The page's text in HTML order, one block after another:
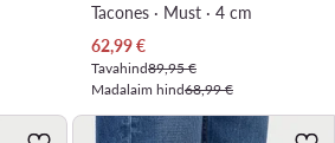
Tacones · Must · 4 cm
Praegune hind
62,99€
Tavahind89,95 €
Madalaim hind68,99 €